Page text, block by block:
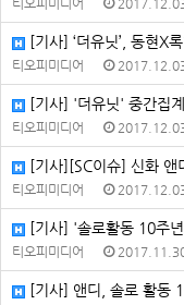
티오피미디어
[기사] ‘더유닛’, 동현
티오피미디어
[기사] '더유닛' 중간집
티오피미디어
[기사][SC이슈] 신화
티오피미디어
[기사] '솔로활동 10주
티오피미디어
[기사] 앤디, 솔로 활동